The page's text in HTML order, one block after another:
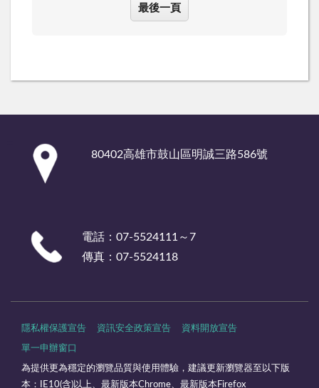
最後一頁
80402高雄市鼓山區明誠三路586號
電話：07-5524111～7
傳真：07-5524118
隱私權保護宣告 資訊安全政策宣告 資料開放宣告
單一申辦窗口
為提供更為穩定的瀏覽品質與使用體驗，建議更新瀏覽器至以下版
本：IE10(含)以上、最新版本Chrome、最新版本Firefox